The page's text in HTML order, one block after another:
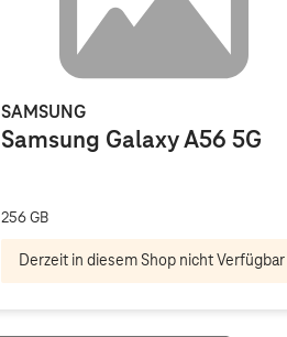
SAMSUNG
Samsung Galaxy A56 5G
256 GB
Derzeit in diesem Shop nicht Verfügbar